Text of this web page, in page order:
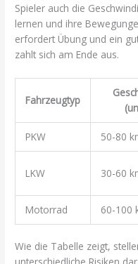
Spieler auch die
lernen und ihre
erfordert Übung und ein
zahlt sich am Ende aus.
Fahrzeugtyp
PKW 50-80
LKW 30-60
Motorrad 60-100
Wie die Tabelle zeigt,